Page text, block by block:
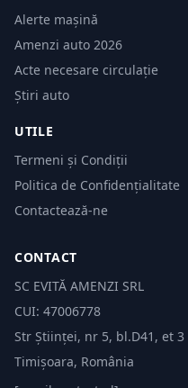
Alerte mașină
Amenzi auto 2026
Acte necesare circulație
Știri auto
UTILE
Termeni și Condiții
Politica de Confidențialitate
Contactează-ne
CONTACT
SC EVITĂ AMENZI SRL
CUI: 47006778
Str Științei, nr 5, bl.D41, et 3
Timișoara, România